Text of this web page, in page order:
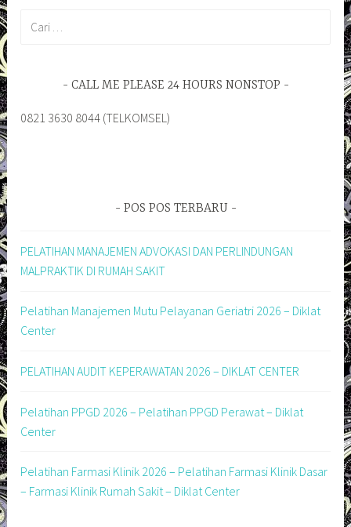
CALL ME PLEASE 24 HOURS NONSTOP
0821 3630 8044 (TELKOMSEL)
POS POS TERBARU
PELATIHAN MANAJEMEN ADVOKASI DAN PERLINDUNGAN
MALPRAKTIK DI RUMAH SAKIT
Pelatihan Manajemen Mutu Pelayanan Geriatri 2026 – Diklat
Center
PELATIHAN AUDIT KEPERAWATAN 2026 – DIKLAT CENTER
Pelatihan PPGD 2026 – Pelatihan PPGD Perawat – Diklat
Center
Pelatihan Farmasi Klinik 2026 – Pelatihan Farmasi Klinik Dasar
– Farmasi Klinik Rumah Sakit – Diklat Center